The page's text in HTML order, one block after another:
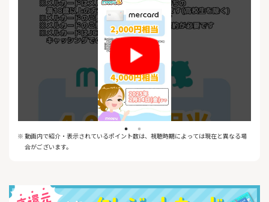
※ 動画内で紹介・表示されているポイント数は、視聴時期によっては現在と異なる場
合がございます。